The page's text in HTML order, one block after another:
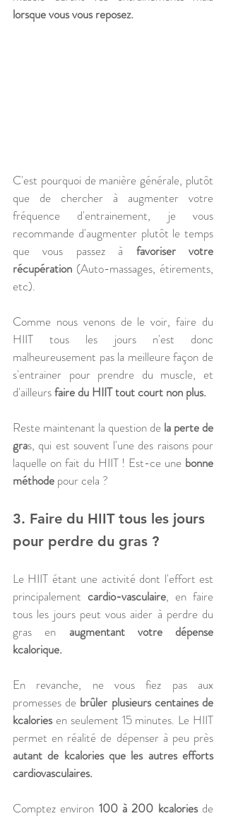
lorsque vous vous reposez.
C'est pourquoi de manière générale, plutôt
que de chercher à augmenter votre
fréquence d'entrainement, je vous
recommande d'augmenter plutôt le temps
que vous passez à favoriser votre
récupération (Auto-massages, étirements,
etc).
Comme nous venons de le voir, faire du
HIIT tous les jours n'est donc
malheureusement pas la meilleure façon de
s'entrainer pour prendre du muscle, et
d'ailleurs faire du HIIT tout court non plus.
Reste maintenant la question de la perte de
gras, qui est souvent l'une des raisons pour
laquelle on fait du HIIT ! Est-ce une bonne
méthode pour cela ?
3. Faire du HIIT tous les jours
pour perdre du gras ?
Le HIIT étant une activité dont l'effort est
principalement cardio-vasculaire, en faire
tous les jours peut vous aider à perdre du
gras en augmentant votre dépense
kcalorique.
En revanche, ne vous fiez pas aux
promesses de brûler plusieurs centaines de
kcalories en seulement 15 minutes. Le HIIT
autant de kcalories que les autres efforts
cardiovasculaires.
Comptez environ 100 à 200 kcalories de